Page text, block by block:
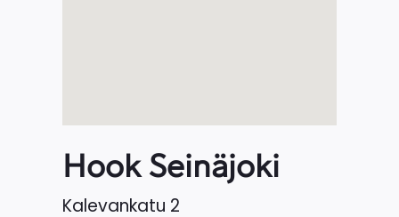
Hook Seinäjoki
Kalevankatu 2